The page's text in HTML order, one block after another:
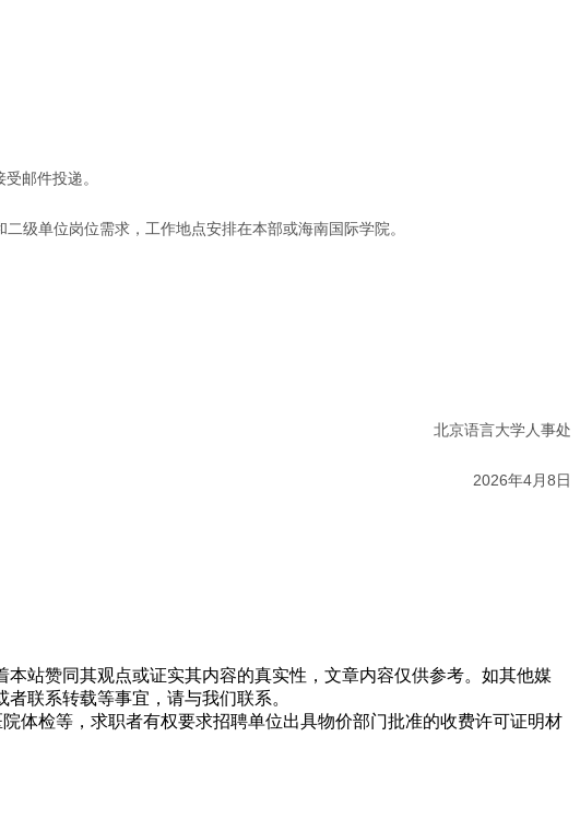
邮件投递‌。
级单位岗位需求，工作地点安排在本部或海南国际学院。
北京语言大学人事处
2026年4月8日
站赞同其观点或证实其内容的真实性，文章内容仅供参考。如其他媒
联系转载等事宜，请与我们联系。
体检等，求职者有权要求招聘单位出具物价部门批准的收费许可证明材